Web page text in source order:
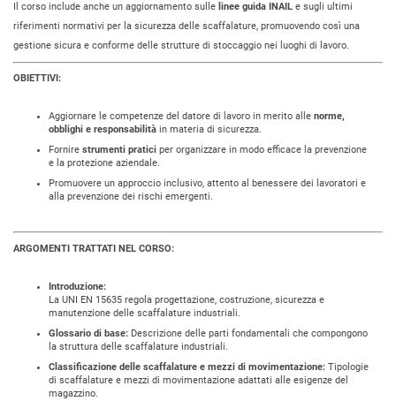
Il corso include anche un aggiornamento sulle linee guida INAIL e sugli ultimi
riferimenti normativi per la sicurezza delle scaffalature, promuovendo così una
gestione sicura e conforme delle strutture di stoccaggio nei luoghi di lavoro.
OBIETTIVI:
Aggiornare le competenze del datore di lavoro in merito alle norme,
obblighi e responsabilità in materia di sicurezza.
Fornire strumenti pratici per organizzare in modo efficace la prevenzione
e la protezione aziendale.
Promuovere un approccio inclusivo, attento al benessere dei lavoratori e
alla prevenzione dei rischi emergenti.
ARGOMENTI TRATTATI NEL CORSO:
Introduzione:
La UNI EN 15635 regola progettazione, costruzione, sicurezza e
manutenzione delle scaffalature industriali.
Glossario di base: Descrizione delle parti fondamentali che compongono
la struttura delle scaffalature industriali.
Classificazione delle scaffalature e mezzi di movimentazione: Tipologie
di scaffalature e mezzi di movimentazione adattati alle esigenze del
magazzino.